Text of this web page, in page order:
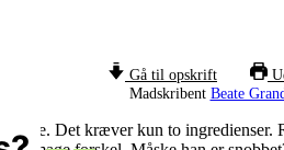
Gå til opskrift
Madskribent Beate
Det kræver kun to